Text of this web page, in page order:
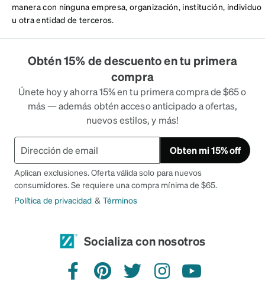
manera con ninguna empresa, organización, institución, individuo
u otra entidad de terceros.
Obtén 15% de descuento en tu primera
compra
Únete hoy y ahorra 15% en tu primera compra de $65 o
más — además obtén acceso anticipado a ofertas,
nuevos estilos, y más!
Obten mi 15% off
Aplican exclusiones. Oferta válida solo para nuevos
consumidores. Se requiere una compra mínima de $65.
Política de privacidad & Términos
Socializa con nosotros
FacebookPinterestTwitterInstagramYouTube